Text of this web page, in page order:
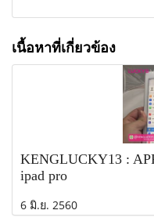
เนื้อหาที่เกี่ยวข้อง
KENGLUCKY13 :
ipad pro
6 มิ.ย. 2560